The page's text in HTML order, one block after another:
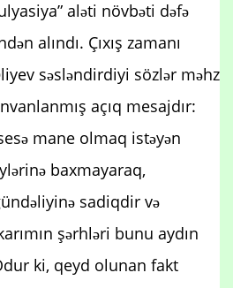
aləti növbəti dəfə
alındı. Çıxış zamanı
səsləndirdiyi sözlər məhz
açıq mesajdır:
mane olmaq istəyən
baxmayaraq,
sadiqdir və
şərhləri bunu aydın
ki, qeyd olunan fakt